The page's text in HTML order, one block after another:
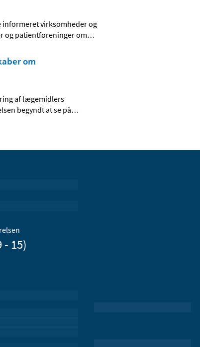
virksomheder og
og patientforeninger om…
om
af lægemidlers
begyndt at se på…
- 15)